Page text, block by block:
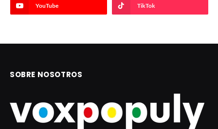
YouTube TikTok
SOBRE NOSOTROS